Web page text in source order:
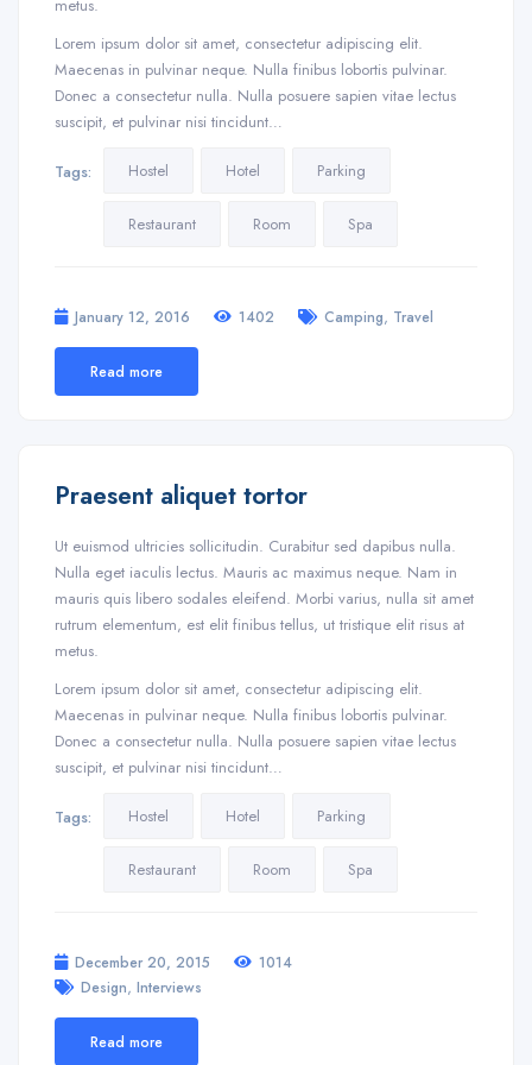
metus.
Lorem ipsum dolor sit amet, consectetur adipiscing elit.
Maecenas in pulvinar neque. Nulla finibus lobortis pulvinar.
Donec a consectetur nulla. Nulla posuere sapien vitae lectus
suscipit, et pulvinar nisi tincidunt…
Tags: Hostel Hotel Parking
Restaurant Room Spa
January 12, 2016 1402 Camping, Travel
Read more
Praesent aliquet tortor
Ut euismod ultricies sollicitudin. Curabitur sed dapibus nulla.
Nulla eget iaculis lectus. Mauris ac maximus neque. Nam in
mauris quis libero sodales eleifend. Morbi varius, nulla sit amet
rutrum elementum, est elit finibus tellus, ut tristique elit risus at
metus.
Lorem ipsum dolor sit amet, consectetur adipiscing elit.
Maecenas in pulvinar neque. Nulla finibus lobortis pulvinar.
Donec a consectetur nulla. Nulla posuere sapien vitae lectus
suscipit, et pulvinar nisi tincidunt…
Tags: Hostel Hotel Parking
Restaurant Room Spa
December 20, 2015
1014
Design, Interviews
Read more